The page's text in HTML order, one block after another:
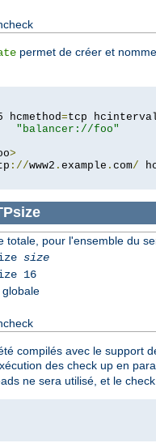
permet de créer et
hcmethod=tcp
"balancer://foo"
>
://www2 . example . com/
totale, pour l'ensemble du
size
16
compilés avec le support
des check up en
ne sera utilisé, et le